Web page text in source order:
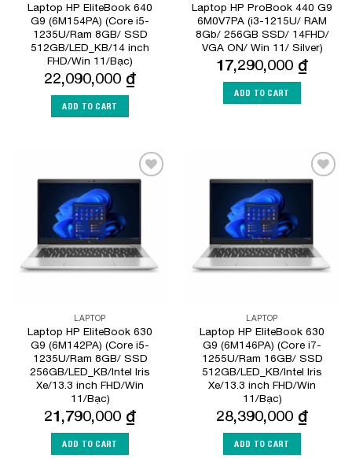
Laptop HP EliteBook 640
G9 (6M154PA) (Core i5-
1235U/Ram 8GB/ SSD
512GB/LED_KB/14 inch
FHD/Win 11/Bạc)
22,090,000 ₫
ADD TO CART
Laptop HP ProBook 440 G9
6M0V7PA (i3-1215U/ RAM
8Gb/ 256GB SSD/ 14FHD/
VGA ON/ Win 11/ Silver)
17,290,000 ₫
ADD TO CART
LAPTOP
Laptop HP EliteBook 630
G9 (6M142PA) (Core i5-
1235U/Ram 8GB/ SSD
256GB/LED_KB/Intel Iris
Xe/13.3 inch FHD/Win
11/Bạc)
21,790,000 ₫
ADD TO CART
LAPTOP
Laptop HP EliteBook 630
G9 (6M146PA) (Core i7-
1255U/Ram 16GB/ SSD
512GB/LED_KB/Intel Iris
Xe/13.3 inch FHD/Win
11/Bạc)
28,390,000 ₫
ADD TO CART